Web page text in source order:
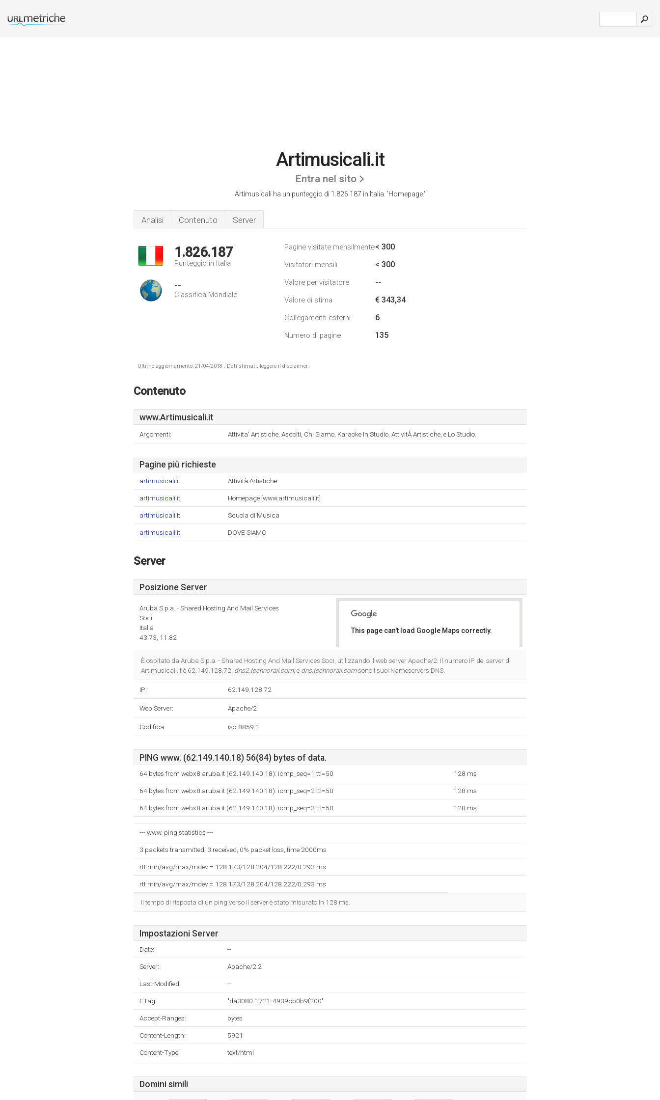
Artimusicali.it
Entra nel sito
Artimusicali ha un punteggio di 1.826.187 in Italia. 'Homepage.'
Analisi Contenuto Server
1.826.187
Punteggio in Italia
--
Classifica Mondiale
Pagine visitate mensilmente< 300
Visitatori mensili < 300
Valore per visitatore --
Valore di stima € 343,34
Collegamenti esterni 6
Numero di pagine 135
Ultimo aggiornamento: 21/04/2018 . Dati stimati, leggere il disclaimer.
Contenuto
www.Artimusicali.it
Argomenti: Attivita' Artistiche, Ascolti, Chi Siamo, Karaoke In Studio, AttivitÀ Artistiche, e Lo Studio.
Pagine più richieste
artimusicali.it Attività Artistiche
artimusicali.it Homepage [www.artimusicali.it]
artimusicali.it Scuola di Musica
artimusicali.it DOVE SIAMO
Server
Posizione Server
Aruba S.p.a. - Shared Hosting And Mail Services
Soci
Italia
43.73, 11.82
This page can't load Google Maps correctly.
È ospitato da Aruba S.p.a. - Shared Hosting And Mail Services Soci, utilizzando il web server Apache/2. Il numero IP del server di
Artimusicali.it è 62.149.128.72. dns2.technorail.com, e dns.technorail.comsono i suoi Nameservers DNS.
IP: 62.149.128.72
Web Server: Apache/2
Codifica: iso-8859-1
PING www. (62.149.140.18) 56(84) bytes of data.
64 bytes from webx8.aruba.it (62.149.140.18): icmp_seq=1 ttl=50 128 ms
64 bytes from webx8.aruba.it (62.149.140.18): icmp_seq=2 ttl=50 128 ms
64 bytes from webx8.aruba.it (62.149.140.18): icmp_seq=3 ttl=50 128 ms
--- www. ping statistics ---
3 packets transmitted, 3 received, 0% packet loss, time 2000ms
rtt min/avg/max/mdev = 128.173/128.204/128.222/0.293 ms
rtt min/avg/max/mdev = 128.173/128.204/128.222/0.293 ms
Il tempo di risposta di un ping verso il server è stato misurato in 128 ms.
Impostazioni Server
Date: --
Server: Apache/2.2
Last-Modified: --
ETag: "da3080-1721-4939cb0b9f200"
Accept-Ranges: bytes
Content-Length: 5921
Content-Type: text/html
Domini simili